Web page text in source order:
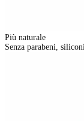
Più naturale
Senza parabeni,